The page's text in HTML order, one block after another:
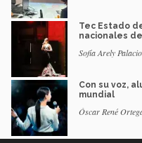
Tec Estado
nacionales
Sofía Arely
Con su voz,
mundial
Óscar René